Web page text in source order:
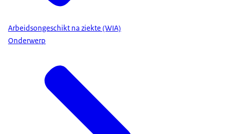
Arbeidsongeschikt na ziekte (WIA)
Onderwerp